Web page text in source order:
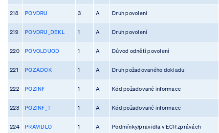
218 POVDRU 3 A Druh povolení
219 POVDRU_DEKL 1 A Druh povolení
220 POVOLDUOD 1 A Důvod odnětí povolení
221 POZADOK 1 A Druh požadovaného dokladu
222 POZINF 1 A Kód požadované informace
223 POZINF_T 1 A Kód požadované informace
224 PRAVIDLO 1 A Podmínky/pravidla v ECR zprávách